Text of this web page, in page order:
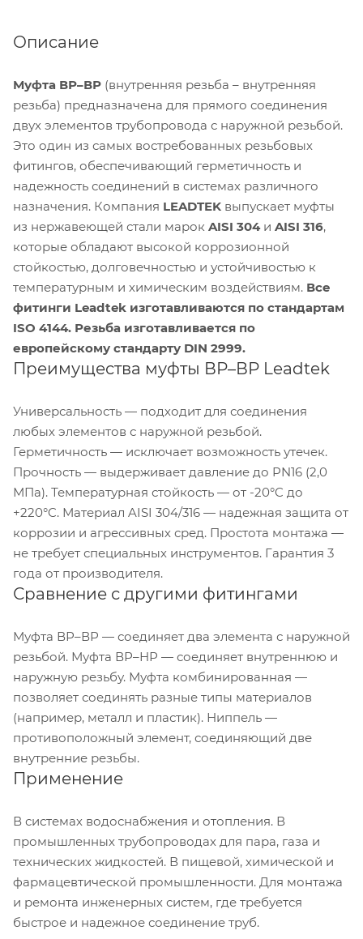
Описание
Муфта ВР–ВР (внутренняя резьба – внутренняя
резьба) предназначена для прямого соединения
двух элементов трубопровода с наружной резьбой.
Это один из самых востребованных резьбовых
фитингов, обеспечивающий герметичность и
надежность соединений в системах различного
назначения. Компания LEADTEK выпускает муфты
из нержавеющей стали марок AISI 304и AISI 316,
которые обладают высокой коррозионной
стойкостью, долговечностью и устойчивостью к
температурным и химическим воздействиям. Все
фитинги Leadtek изготавливаются по стандартам
ISO 4144. Резьба изготавливается по
европейскому стандарту DIN 2999.
Преимущества муфты ВР–ВР Leadtek
Универсальность — подходит для соединения
любых элементов с наружной резьбой.
Герметичность — исключает возможность утечек.
Прочность — выдерживает давление до PN16 (2,0
МПа). Температурная стойкость — от -20°C до
+220°C. Материал AISI 304/316 — надежная защита от
коррозии и агрессивных сред. Простота монтажа —
не требует специальных инструментов. Гарантия 3
года от производителя.
Сравнение с другими фитингами
Муфта ВР–ВР — соединяет два элемента с наружной
резьбой. Муфта ВР–НР — соединяет внутреннюю и
наружную резьбу. Муфта комбинированная —
позволяет соединять разные типы материалов
(например, металл и пластик). Ниппель —
противоположный элемент, соединяющий две
внутренние резьбы.
Применение
В системах водоснабжения и отопления. В
промышленных трубопроводах для пара, газа и
технических жидкостей. В пищевой, химической и
фармацевтической промышленности. Для монтажа
и ремонта инженерных систем, где требуется
быстрое и надежное соединение труб.